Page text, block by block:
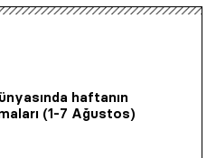
haftanın
(1-7 Ağustos)